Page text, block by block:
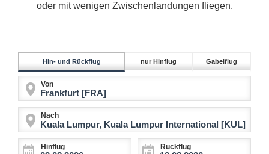
oder mit wenigen Zwischenlandungen fliegen.
Hin- und Rückflug nur Hinflug Gabelflug
Von
Nach
Hinflug Rückflug